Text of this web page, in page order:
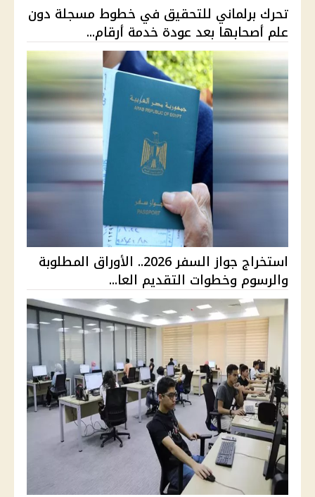
تحرك برلماني للتحقيق في خطوط مسجلة دون
علم أصحابها بعد عودة خدمة أرقام...
استخراج جواز السفر 2026.. الأوراق المطلوبة
والرسوم وخطوات التقديم العا...